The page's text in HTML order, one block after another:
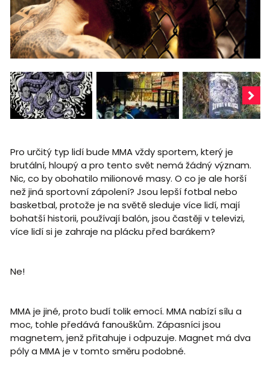
Pro určitý typ lidí bude MMA vždy sportem, který je
brutální, hloupý a pro tento svět nemá žádný význam.
Nic, co by obohatilo milionové masy. O co je ale horší
než jiná sportovní zápolení? Jsou lepší fotbal nebo
basketbal, protože je na světě sleduje více lidí, mají
bohatší historii, používají balón, jsou častěji v televizi,
více lidí si je zahraje na plácku před barákem?
Ne!
MMA je jiné, proto budí tolik emocí. MMA nabízí sílu a
moc, tohle předává fanouškům. Zápasníci jsou
magnetem, jenž přitahuje i odpuzuje. Magnet má dva
póly a MMA je v tomto směru podobné.